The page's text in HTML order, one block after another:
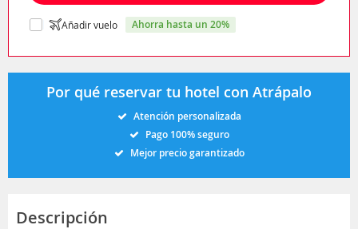
Añadir vuelo ahorra hasta un 20%
Por qué reservar tu hotel con Atrápalo
Atención personalizada
Pago 100% seguro
Mejor precio garantizado
Descripción